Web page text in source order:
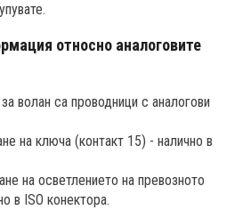
относно аналоговите
волан са проводници с аналогови
на ключа (контакт 15) - налично в
на осветлението на превозното
в ISO конектора.